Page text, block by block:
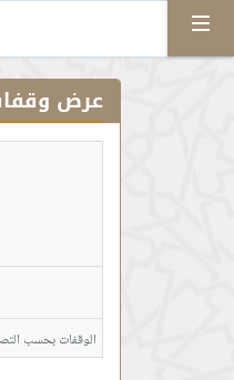
عرض
الوقفات بحسب